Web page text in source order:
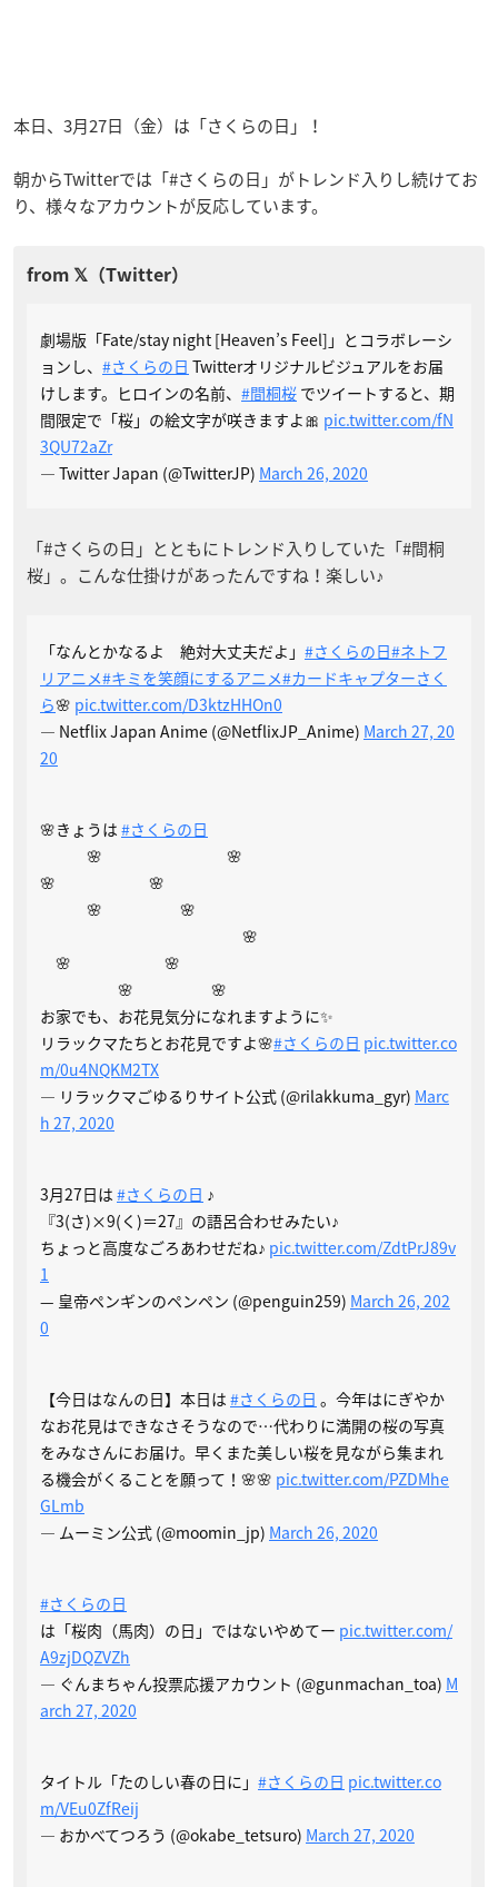
本日、3月27日（金）は「さくらの日」！
朝からTwitterでは「#さくらの日」がトレンド入りし続けてお
り、様々なアカウントが反応しています。
劇場版「Fate/stay night [Heaven’s Feel]」とコラボレーシ
ョンし、 #さくらの日 Twitterオリジナルビジュアルをお届
けします。ヒロインの名前、 #間桐桜 でツイートすると、期
間限定で「桜」の絵文字が咲きますよ🎀 pic.twitter.com/fN
3QU72aZr
— Twitter Japan (@TwitterJP) March 26, 2020
「#さくらの日」とともにトレンド入りしていた「#間桐
桜」。こんな仕掛けがあったんですね！楽しい♪
「なんとかなるよ 絶対大丈夫だよ」 #さくらの日#ネトフ
リアニメ#キミを笑顔にするアニメ#カードキャプターさく
ら🌸 pic.twitter.com/D3ktzHHOn0
— Netflix Japan Anime (@NetflixJP_Anime) March 27, 20
20
🌸きょうは #さくらの日
🌸 🌸
🌸 🌸
🌸 🌸
🌸
🌸 🌸
🌸 🌸
お家でも、お花見気分になれますように✨
リラックマたちとお花見ですよ🌸#さくらの日 pic.twitter.co
m/0u4NQKM2TX
— リラックマごゆるりサイト公式 (@rilakkuma_gyr) Marc
h 27, 2020
3月27日は #さくらの日 ♪
『3(さ)×9(く)＝27』の語呂合わせみたい♪
ちょっと高度なごろあわせだね♪ pic.twitter.com/ZdtPrJ89v
1
— 皇帝ペンギンのペンペン (@penguin259) March 26, 202
0
【今日はなんの日】本日は #さくらの日 。今年はにぎやか
なお花見はできなさそうなので…代わりに満開の桜の写真
をみなさんにお届け。早くまた美しい桜を見ながら集まれ
る機会がくることを願って！🌸🌸 pic.twitter.com/PZDMhe
GLmb
— ムーミン公式 (@moomin_jp) March 26, 2020
#さくらの日
は「桜肉（馬肉）の日」ではないやめてー pic.twitter.com/
A9zjDQZVZh
— ぐんまちゃん投票応援アカウント (@gunmachan_toa) M
arch 27, 2020
タイトル「たのしい春の日に」 #さくらの日 pic.twitter.co
m/VEu0ZfReij
— おかべてつろう (@okabe_tetsuro) March 27, 2020